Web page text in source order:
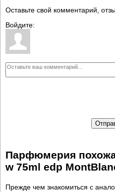
Оставьте свой комментарий,
Войдите:
Парфюмерия
w 75ml edp
Прежде чем знакомиться с